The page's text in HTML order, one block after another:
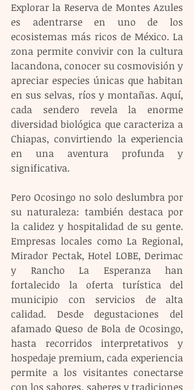
Explorar la Reserva de Montes Azules
es adentrarse en uno de los
ecosistemas más ricos de México. La
zona permite convivir con la cultura
lacandona, conocer su cosmovisión y
apreciar especies únicas que habitan
en sus selvas, ríos y montañas. Aquí,
cada sendero revela la enorme
diversidad biológica que caracteriza a
Chiapas, convirtiendo la experiencia
en una aventura profunda y
significativa.
Pero Ocosingo no solo deslumbra por
su naturaleza: también destaca por
la calidez y hospitalidad de su gente.
Empresas locales como La Regional,
Mirador Pectak, Hotel LOBE, Derimac
y Rancho La Esperanza han
fortalecido la oferta turística del
municipio con servicios de alta
calidad. Desde degustaciones del
afamado Queso de Bola de Ocosingo,
hasta recorridos interpretativos y
hospedaje premium, cada experiencia
permite a los visitantes conectarse
con los sabores, saberes y tradiciones